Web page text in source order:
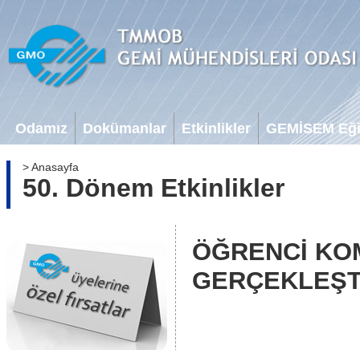
Odamız Dokümanlar Etkinlikler GEMİSEM
> Anasayfa
50. Dönem Etkinlikler
ÖĞRENCİ